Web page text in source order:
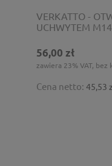
VERKATTO -
UCHWYTEM
56,00 zł
zawiera 23% VAT,
Cena netto: 45,53